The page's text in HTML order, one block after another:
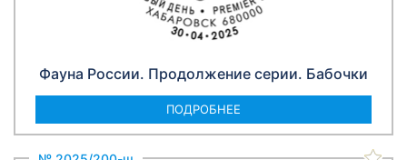
Фауна России. Продолжение серии. Бабочки
ПОДРОБНЕЕ